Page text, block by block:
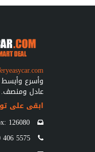
وأسرع
عادل ومنصف.
ابقى على
126080
5575